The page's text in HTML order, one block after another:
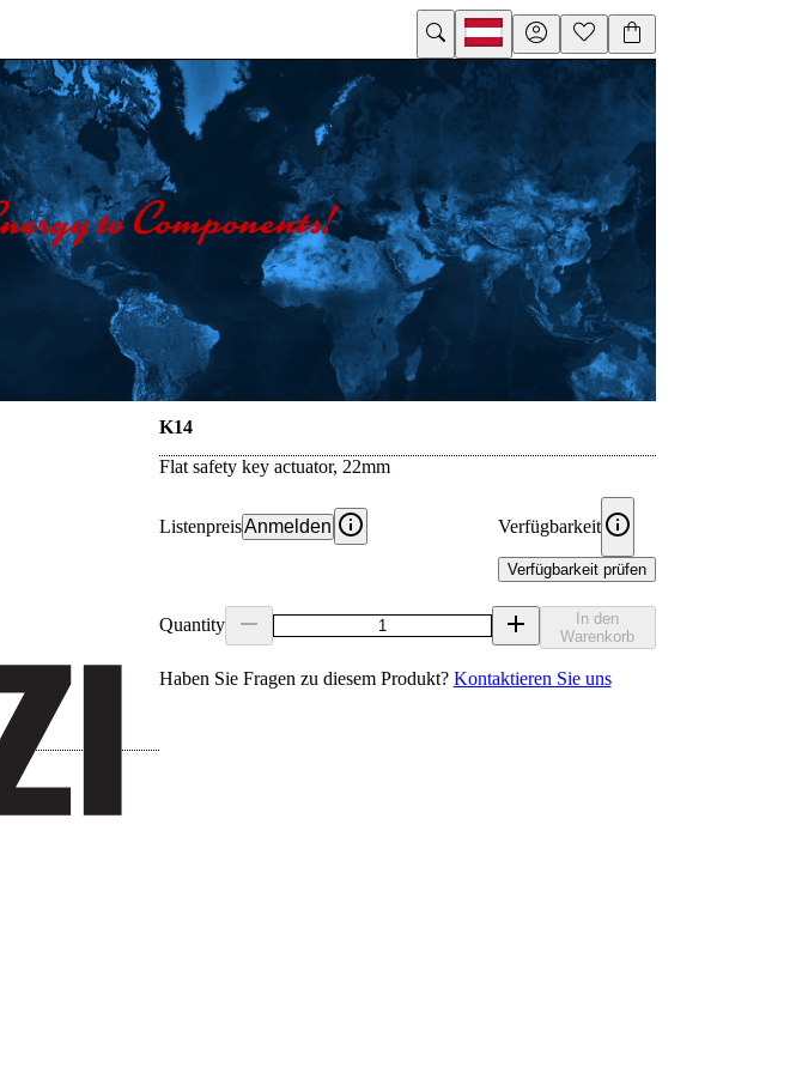
K14
Flat safety key actuator, 22mm
ListenpreisAnmelden Verfügbarkeit
Verfügbarkeit prüfen
Quantity
In den
Warenkorb
Haben Sie Fragen zu diesem Produkt? Kontaktieren Sie uns